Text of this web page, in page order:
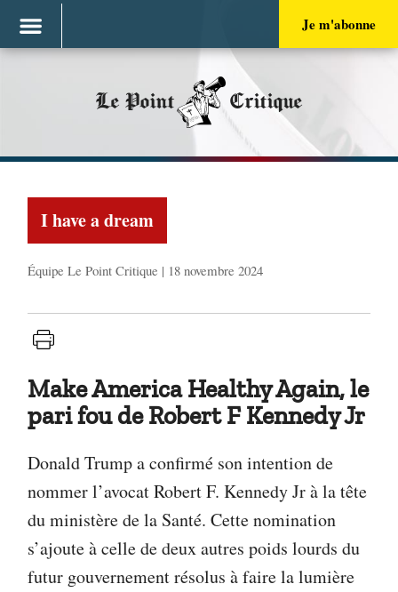
Je m'abonne
Le Point Critique
I have a dream
Équipe Le Point Critique | 18 novembre 2024
Make America Healthy Again, le
pari fou de Robert F Kennedy Jr
Donald Trump a confirmé son intention de
nommer l’avocat Robert F. Kennedy Jr à la tête
du ministère de la Santé. Cette nomination
s’ajoute à celle de deux autres poids lourds du
futur gouvernement résolus à faire la lumière